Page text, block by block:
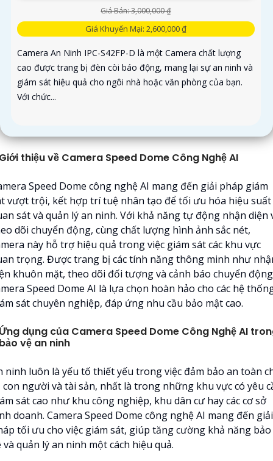
Giá Bán: 3,000,000 ₫
Giá Khuyến Mại: 2,600,000 ₫
Camera An Ninh IPC-S42FP-D là một Camera chất lượng
cao được trang bị đèn còi báo động, mang lại sự an ninh và
giám sát hiệu quả cho ngôi nhà hoặc văn phòng của bạn.
Với chức...
thiệu về Camera Speed Dome Công Nghệ AI
Speed Dome công nghệ AI mang đến giải pháp giám
vượt trội, kết hợp trí tuệ nhân tạo để tối ưu hóa hiệu suất
sát và quản lý an ninh. Với khả năng tự động nhận diện
dõi chuyển động, cùng chất lượng hình ảnh sắc nét,
này hỗ trợ hiệu quả trong việc giám sát các khu vực
trọng. Được trang bị các tính năng thông minh như
khuôn mặt, theo dõi đối tượng và cảnh báo chuyển
Speed Dome AI là lựa chọn hoàn hảo cho các hệ
sát chuyên nghiệp, đáp ứng nhu cầu bảo mật cao.
dụng của Camera Speed Dome Công Nghệ AI
vệ an ninh
ninh luôn là yếu tố thiết yếu trong việc đảm bảo an toàn
con người và tài sản, nhất là trong những khu vực có yêu
sát cao như khu công nghiệp, khu dân cư hay các cơ sở
doanh. Camera Speed Dome công nghệ AI mang đến giải
tối ưu cho việc giám sát, giúp tăng cường khả năng bảo
và quản lý an ninh một cách hiệu quả.